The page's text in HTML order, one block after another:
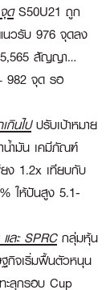
ดS50U21 ถูก
นวรับ 976 จุดลง
สัญญา…
982 จุด รอ
นไปปรับเป้าหมาย
น้ำมัน เคมีภัณฑ์
ง 1.2x เทียบกับ
ให้ปันสูง 5.1-
ละ SPRC กลุ่มหุ้น
กิจเริ่มฟื้นตัวหนุน
ทะลุกรอบ Cup